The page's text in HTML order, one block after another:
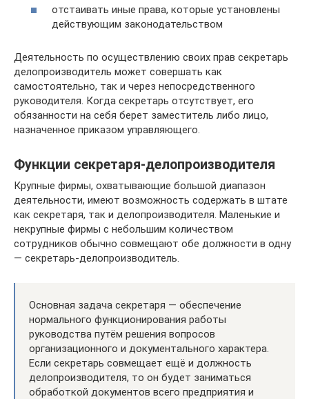
отстаивать иные права, которые установлены
действующим законодательством
Деятельность по осуществлению своих прав секретарь
делопроизводитель может совершать как
самостоятельно, так и через непосредственного
руководителя. Когда секретарь отсутствует, его
обязанности на себя берет заместитель либо лицо,
назначенное приказом управляющего.
Функции секретаря-делопроизводителя
Крупные фирмы, охватывающие большой диапазон
деятельности, имеют возможность содержать в штате
как секретаря, так и делопроизводителя. Маленькие и
некрупные фирмы с небольшим количеством
сотрудников обычно совмещают обе должности в одну
— секретарь-делопроизводитель.
Основная задача секретаря — обеспечение
нормального функционирования работы
руководства путём решения вопросов
организационного и документального характера.
Если секретарь совмещает ещё и должность
делопроизводителя, то он будет заниматься
обработкой документов всего предприятия и